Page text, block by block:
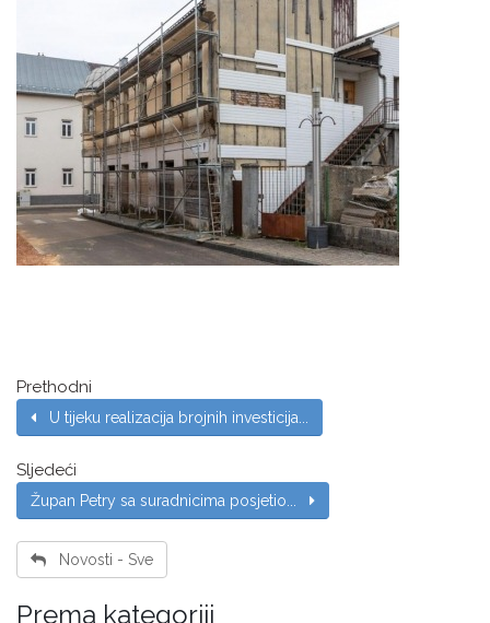
Prethodni
U tijeku realizacija brojnih investicija...
Sljedeći
Župan Petry sa suradnicima posjetio...
Novosti - Sve
Prema kategoriji